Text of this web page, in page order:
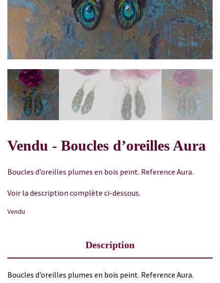
Vendu - Boucles d’oreilles Aura
Boucles d’oreilles plumes en bois peint. Reference Aura.
Voir la description complète ci-dessous.
Vendu
Description
Boucles d’oreilles plumes en bois peint. Reference Aura.